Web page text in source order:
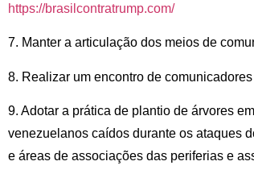
https://brasilcontratrump.com/
7. Manter a articulação dos meios de
8. Realizar um encontro de
9. Adotar a prática de plantio de árvores
venezuelanos caídos durante os ataques
e áreas de associações das periferias e